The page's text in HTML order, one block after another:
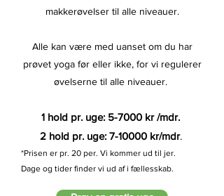
makkerøvelser til alle niveauer.
Alle kan være med uanset om du har
prøvet yoga før eller ikke, for vi regulerer
øvelserne til alle niveauer.
1 hold pr. uge: 5-7000 kr /mdr.
2 hold pr. uge: 7-10000 kr/mdr.
*Prisen er pr. 20 per. Vi kommer ud til jer.
Dage og tider finder vi ud af i fællesskab.